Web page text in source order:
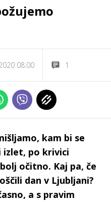
08.00 1
kam bi se
izlet, po krivici
očitno. Kaj pa, če
dan v Ljubljani?
a s pravim